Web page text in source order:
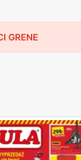
wozów
do pielęgnacji
możemy
GRENE